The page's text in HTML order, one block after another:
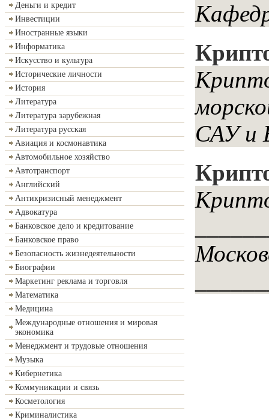
Деньги и кредит
Инвестиции
Иностранные языки
Информатика
Искусство и культура
Исторические личности
История
Литература
Литература зарубежная
Литература русская
Авиация и космонавтика
Автомобильное хозяйство
Автотранспорт
Английский
Антикризисный менеджмент
Адвокатура
Банковское дело и кредитование
Банковское право
Безопасность жизнедеятельности
Биографии
Маркетинг реклама и торговля
Математика
Медицина
Международные отношения и мировая
экономика
Менеджмент и трудовые отношения
Музыка
Кибернетика
Коммуникации и связь
Косметология
Криминалистика
САУ и